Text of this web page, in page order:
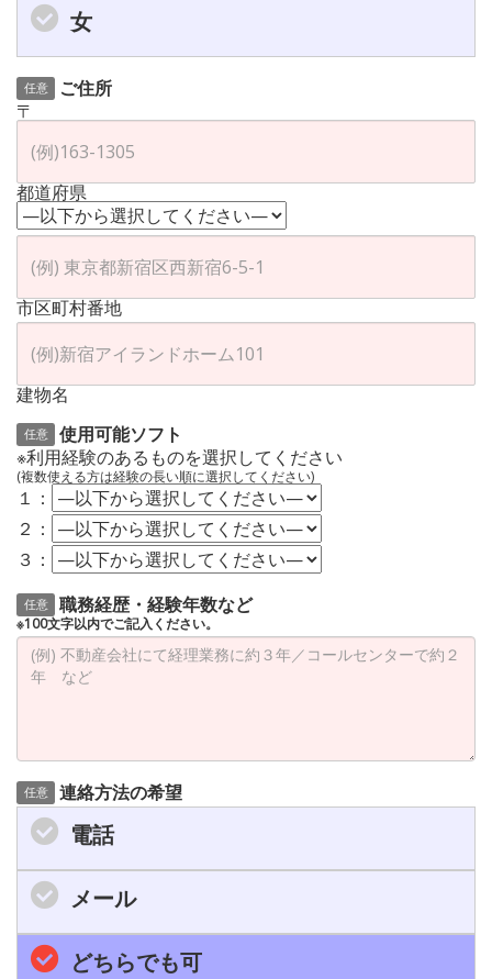
女
任意
ご住所
〒
都道府県
市区町村番地
建物名
任意
使用可能ソフト
※利用経験のあるものを選択してください
(複数使える方は経験の長い順に選択してください)
１：
２：
３：
任意 職務経歴・経験年数など
※100文字以内でご記入ください。
任意 連絡方法の希望
電話
メール
どちらでも可